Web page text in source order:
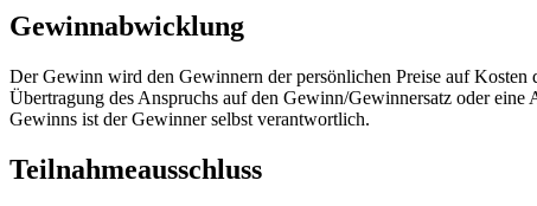
Gewinnabwicklung
Der Gewinn wird den Gewinnern der persönlichen Preise auf Kosten
Übertragung des Anspruchs auf den Gewinn/Gewinnersatz oder
Gewinns ist der Gewinner selbst verantwortlich.
Teilnahmeausschluss